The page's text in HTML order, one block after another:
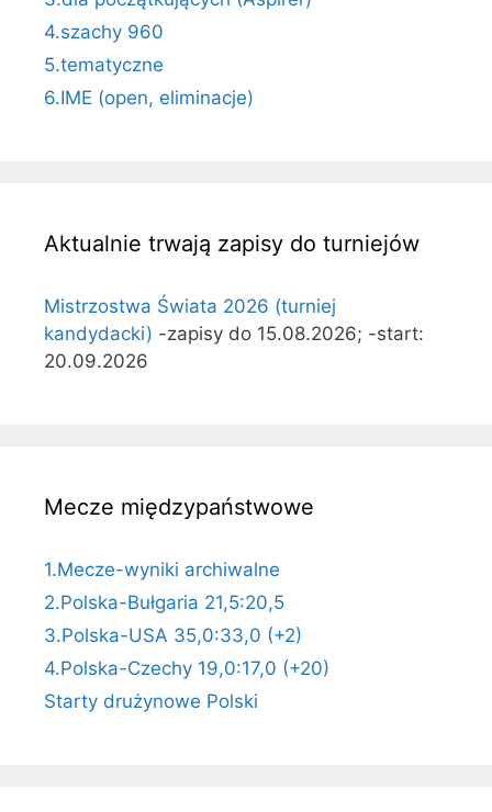
4.szachy 960
5.tematyczne
6.IME (open, eliminacje)
Aktualnie trwają zapisy do turniejów
Mistrzostwa Świata 2026 (turniej
kandydacki) -zapisy do 15.08.2026; -start:
20.09.2026
Mecze międzypaństwowe
1.Mecze-wyniki archiwalne
2.Polska-Bułgaria 21,5:20,5
3.Polska-USA 35,0:33,0 (+2)
4.Polska-Czechy 19,0:17,0 (+20)
Starty drużynowe Polski